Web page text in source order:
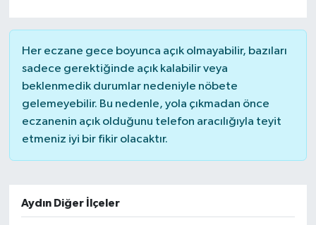
Her eczane gece boyunca açık olmayabilir, bazıları
sadece gerektiğinde açık kalabilir veya
beklenmedik durumlar nedeniyle nöbete
gelemeyebilir. Bu nedenle, yola çıkmadan önce
eczanenin açık olduğunu telefon aracılığıyla teyit
etmeniz iyi bir fikir olacaktır.
Aydın Diğer İlçeler